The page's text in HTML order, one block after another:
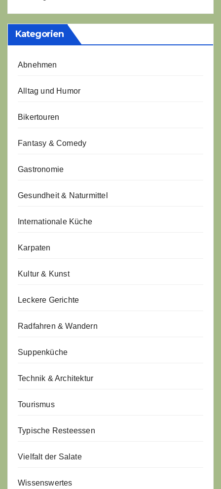
Kategorien
Abnehmen
Alltag und Humor
Bikertouren
Fantasy & Comedy
Gastronomie
Gesundheit & Naturmittel
Internationale Küche
Karpaten
Kultur & Kunst
Leckere Gerichte
Radfahren & Wandern
Suppenküche
Technik & Architektur
Tourismus
Typische Resteessen
Vielfalt der Salate
Wissenswertes